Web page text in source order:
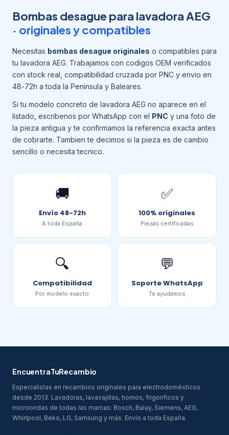
Bombas desague para lavadora AEG
· originales y compatibles
Necesitas bombas desague originales o compatibles para
tu lavadora AEG. Trabajamos con codigos OEM verificados
con stock real, compatibilidad cruzada por PNC y envio en
48-72h a toda la Peninsula y Baleares.
Si tu modelo concreto de lavadora AEG no aparece en el
listado, escribenos por WhatsApp con el PNC y una foto de
la pieza antigua y te confirmamos la referencia exacta antes
de cobrarte. Tambien te decimos si la pieza es de cambio
sencillo o necesita tecnico.
🚚
Envío 48-72h
A toda España
✅
100% originales
Piezas certificadas
🔍
Compatibilidad
Por modelo exacto
💬
Soporte WhatsApp
Te ayudamos
EncuentraTuRecambio
Especialistas en recambios originales para electrodomésticos
desde 2013. Lavadoras, lavavajillas, hornos, frigoríficos y
microondas de todas las marcas: Bosch, Balay, Siemens, AEG,
Whirlpool, Beko, LG, Samsung y más. Envío a toda España.